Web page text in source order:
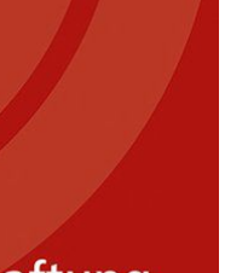
172 Seiten
ISBN: 978-3-21409775-
2